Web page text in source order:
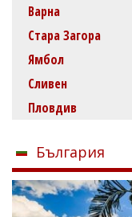
Варна
Стара Загора
Ямбол
Сливен
Пловдив
България